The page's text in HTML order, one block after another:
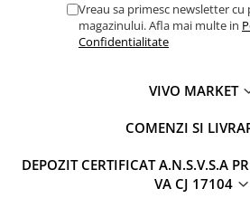
Vreau sa primesc newsletter
magazinului. Afla mai multe in
Confidentialitate
VIVO MARKET
COMENZI SI
DEPOZIT CERTIFICAT A.N.S.V.S.A
VA CJ 17104